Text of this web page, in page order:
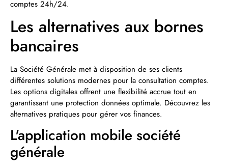
comptes 24h/24.
Les alternatives aux bornes
bancaires
La Société Générale met à disposition de ses clients
différentes solutions modernes pour la consultation comptes.
Les options digitales offrent une flexibilité accrue tout en
garantissant une protection données optimale. Découvrez les
alternatives pratiques pour gérer vos finances.
L'application mobile société
générale